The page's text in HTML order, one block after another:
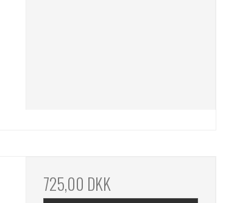
725,00 DKK